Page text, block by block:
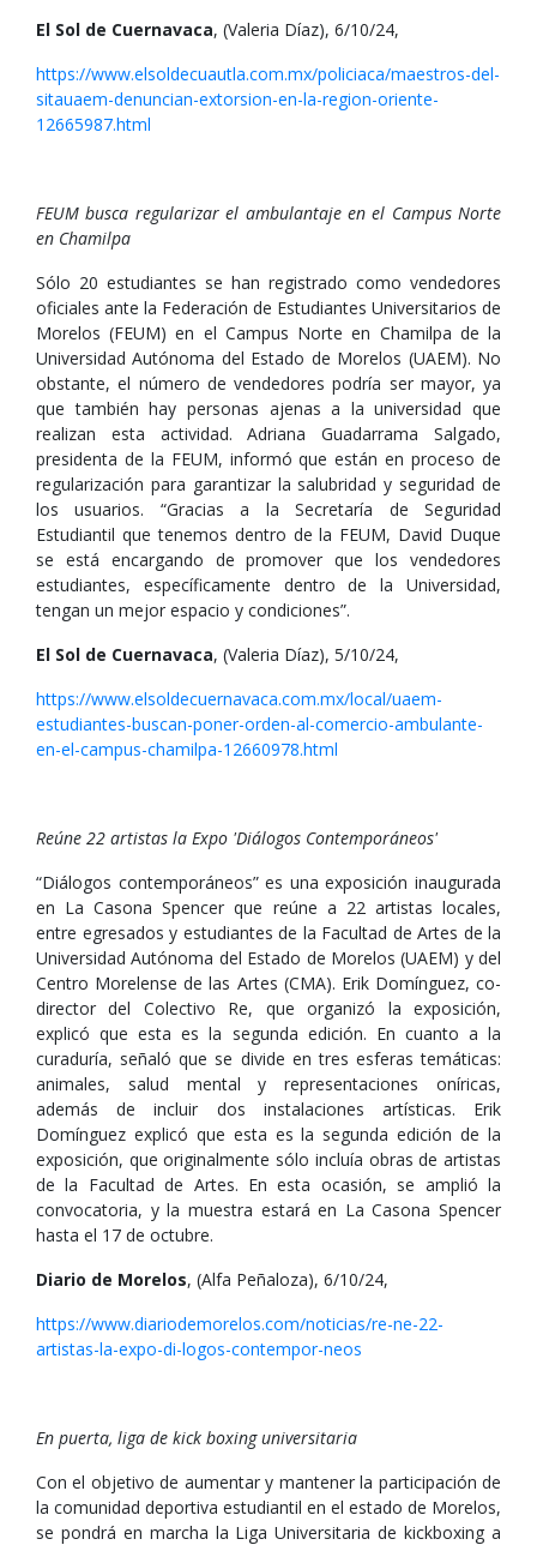
El Sol de Cuernavaca, (Valeria Díaz), 6/10/24,
https://www.elsoldecuautla.com.mx/policiaca/maestros-del-
sitauaem-denuncian-extorsion-en-la-region-oriente-
12665987.html
FEUM busca regularizar el ambulantaje en el Campus Norte
en Chamilpa
Sólo 20 estudiantes se han registrado como vendedores
oficiales ante la Federación de Estudiantes Universitarios de
Morelos (FEUM) en el Campus Norte en Chamilpa de la
Universidad Autónoma del Estado de Morelos (UAEM). No
obstante, el número de vendedores podría ser mayor, ya
que también hay personas ajenas a la universidad que
realizan esta actividad. Adriana Guadarrama Salgado,
presidenta de la FEUM, informó que están en proceso de
regularización para garantizar la salubridad y seguridad de
los usuarios. “Gracias a la Secretaría de Seguridad
Estudiantil que tenemos dentro de la FEUM, David Duque
se está encargando de promover que los vendedores
estudiantes, específicamente dentro de la Universidad,
tengan un mejor espacio y condiciones”.
El Sol de Cuernavaca, (Valeria Díaz), 5/10/24,
https://www.elsoldecuernavaca.com.mx/local/uaem-
estudiantes-buscan-poner-orden-al-comercio-ambulante-
en-el-campus-chamilpa-12660978.html
Reúne 22 artistas la Expo 'Diálogos Contemporáneos'
“Diálogos contemporáneos” es una exposición inaugurada
en La Casona Spencer que reúne a 22 artistas locales,
entre egresados y estudiantes de la Facultad de Artes de la
Universidad Autónoma del Estado de Morelos (UAEM) y del
Centro Morelense de las Artes (CMA). Erik Domínguez, co-
director del Colectivo Re, que organizó la exposición,
explicó que esta es la segunda edición. En cuanto a la
curaduría, señaló que se divide en tres esferas temáticas:
animales, salud mental y representaciones oníricas,
además de incluir dos instalaciones artísticas. Erik
Domínguez explicó que esta es la segunda edición de la
exposición, que originalmente sólo incluía obras de artistas
de la Facultad de Artes. En esta ocasión, se amplió la
convocatoria, y la muestra estará en La Casona Spencer
hasta el 17 de octubre.
Diario de Morelos, (Alfa Peñaloza), 6/10/24,
https://www.diariodemorelos.com/noticias/re-ne-22-
artistas-la-expo-di-logos-contempor-neos
En puerta, liga de kick boxing universitaria
Con el objetivo de aumentar y mantener la participación de
la comunidad deportiva estudiantil en el estado de Morelos,
se pondrá en marcha la Liga Universitaria de kickboxing a